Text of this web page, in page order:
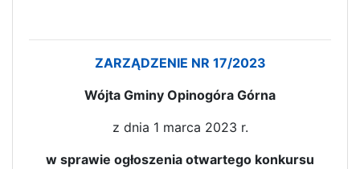
ZARZĄDZENIE NR 17/2023
Wójta Gminy Opinogóra Górna
z dnia 1 marca 2023 r.
w sprawie ogłoszenia otwartego konkursu